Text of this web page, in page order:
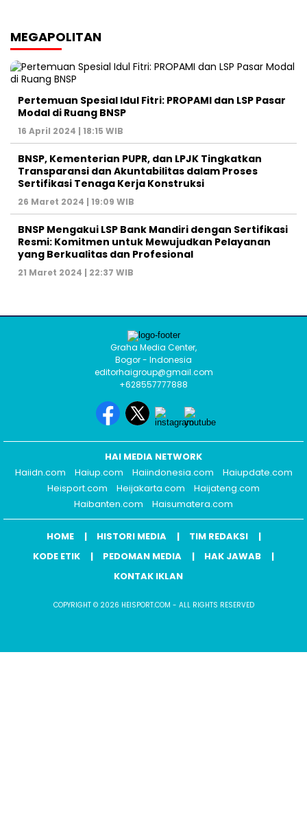
MEGAPOLITAN
Pertemuan Spesial Idul Fitri: PROPAMI dan LSP Pasar
Modal di Ruang BNSP
16 April 2024 | 18:15 WIB
BNSP, Kementerian PUPR, dan LPJK Tingkatkan
Transparansi dan Akuntabilitas dalam Proses
Sertifikasi Tenaga Kerja Konstruksi
26 Maret 2024 | 19:09 WIB
BNSP Mengakui LSP Bank Mandiri dengan Sertifikasi
Resmi: Komitmen untuk Mewujudkan Pelayanan
yang Berkualitas dan Profesional
21 Maret 2024 | 22:37 WIB
Graha Media Center,
Bogor - Indonesia
editorhaigroup@gmail.com
+628557777888
HAI MEDIA NETWORK
Haiidn.com
Haiup.com Haiindonesia.com
Haiupdate.com
Heisport.com
Heijakarta.com
Haijateng.com
Haibanten.com
Haisumatera.com
HOME HISTORI MEDIA
TIM REDAKSI
KODE ETIK
PEDOMAN MEDIA
HAK JAWAB
KONTAK IKLAN
COPYRIGHT © 2026 HEISPORT.COM - ALL RIGHTS RESERVED